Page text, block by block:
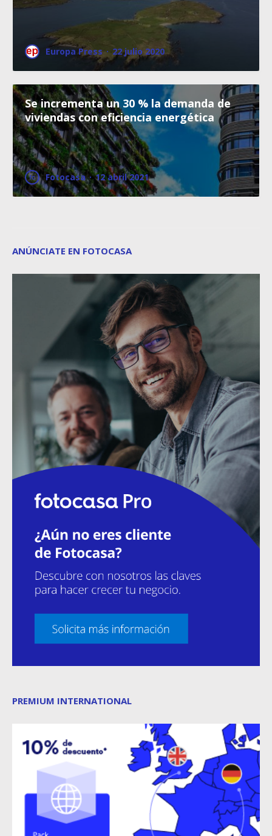
Europa Press · 22 julio 2020
Se incrementa un 30 % la demanda de
viviendas con eficiencia energética
Fotocasa · 12 abril 2021
ANÚNCIATE EN FOTOCASA
PREMIUM INTERNATIONAL